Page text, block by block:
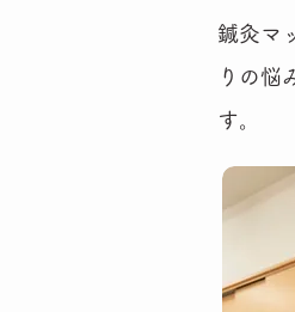
鍼灸マ
りの悩
す。